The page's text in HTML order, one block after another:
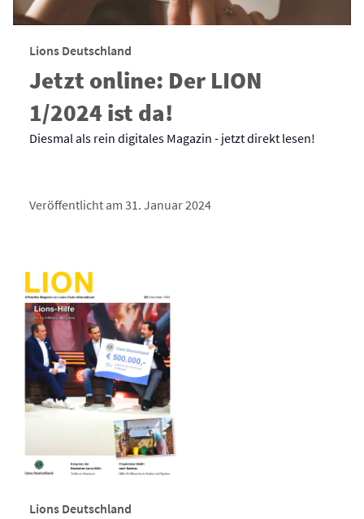
Lions Deutschland
Jetzt online: Der LION
1/2024 ist da!
Diesmal als rein digitales Magazin - jetzt direkt lesen!
Veröffentlicht am 31. Januar 2024
Lions Deutschland